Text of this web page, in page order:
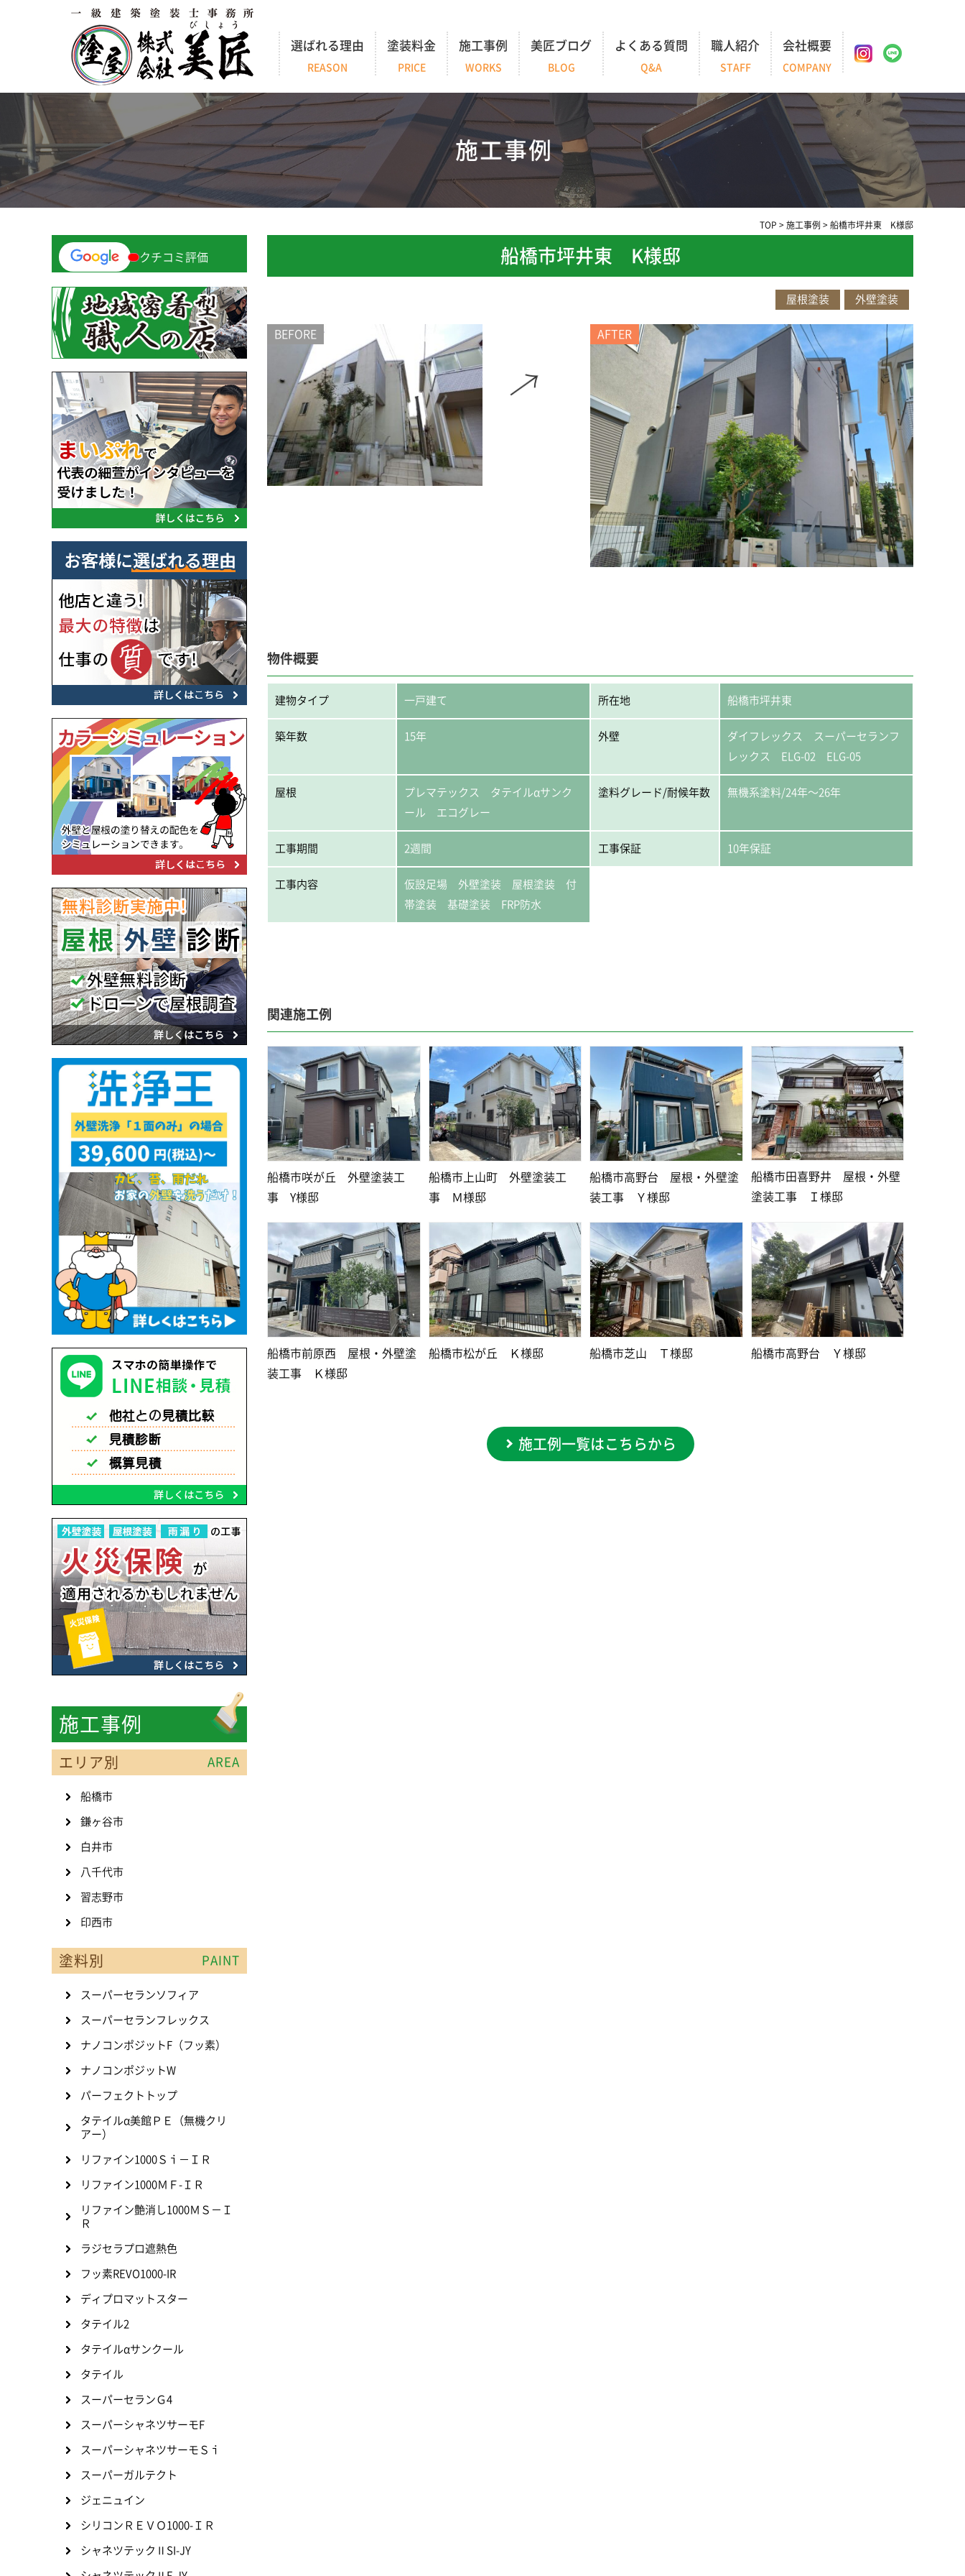
選ばれる理由
REASON
塗装料金
PRICE
施工事例
WORKS
美匠ブログ
BLOG
よくある質問
Q&A
職人紹介
STAFF
会社概要
COMPANY
施工事例
TOP > 施工事例 > 船橋市坪井東 K様邸
船橋市坪井東 K様邸
屋根塗装 外壁塗装
BEFORE AFTER
物件概要
建物タイプ 一戸建て 所在地 船橋市坪井東
築年数 15年 外壁
ダイフレックス スーパーセランフ
レックス ELG-02 ELG-05
屋根
プレマテックス タテイルαサンク
ール エコグレー
塗料グレード/耐候年数 無機系塗料/24年〜26年
工事期間 2週間 工事保証 10年保証
工事内容
仮設足場 外壁塗装 屋根塗装 付
帯塗装 基礎塗装 FRP防水
関連施工例
船橋市咲が丘 外壁塗装工
事 Y様邸
船橋市上山町 外壁塗装工
事 Ｍ様邸
船橋市高野台 屋根・外壁塗
装工事 Ｙ様邸
船橋市田喜野井 屋根・外壁
塗装工事 Ｉ様邸
船橋市前原西 屋根・外壁塗
装工事 Ｋ様邸
船橋市松が丘 Ｋ様邸 船橋市芝山 Ｔ様邸 船橋市高野台 Ｙ様邸
施工例一覧はこちらから
クチコミ評価
施工事例
エリア別 AREA
船橋市
鎌ヶ谷市
白井市
八千代市
習志野市
印西市
塗料別 PAINT
スーパーセランソフィア
スーパーセランフレックス
ナノコンポジットF（フッ素）
ナノコンポジットW
パーフェクトトップ
タテイルα美館ＰＥ（無機クリ
アー）
リファイン1000Ｓｉ－ＩＲ
リファイン1000ＭＦ-ＩＲ
リファイン艶消し1000ＭＳ－Ｉ
Ｒ
ラジセラプロ遮熱色
フッ素REVO1000-IR
ディプロマットスター
タテイル2
タテイルαサンクール
タテイル
スーパーセランＧ4
スーパーシャネツサーモF
スーパーシャネツサーモＳｉ
スーパーガルテクト
ジェニュイン
シリコンＲＥＶＯ1000-ＩＲ
シャネツテックⅡSI-JY